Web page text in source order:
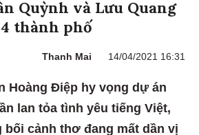
Quỳnh và Lưu Quang
thành phố
Thanh Mai 14/04/2021 16:31
Hoàng Điệp hy vọng dự án
lan tỏa tình yêu tiếng Việt,
bối cảnh thơ đang mất dần vị